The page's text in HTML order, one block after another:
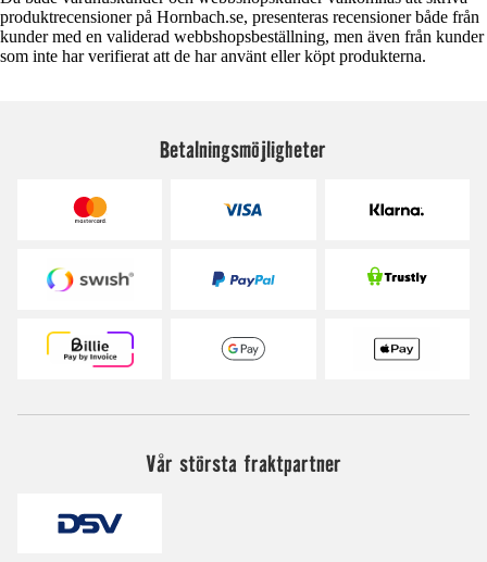
produktrecensioner på Hornbach.se, presenteras recensioner både från
kunder med en validerad webbshopsbeställning, men även från kunder
som inte har verifierat att de har använt eller köpt produkterna.
Betalningsmöjligheter
Vår största fraktpartner